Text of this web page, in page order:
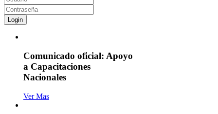
Login
Comunicado oficial: Apoyo
a Capacitaciones
Nacionales
Ver Mas